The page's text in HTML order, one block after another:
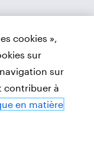
cookies »,
sur
sur
contribuer à
en matière